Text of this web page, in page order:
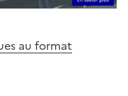
au format